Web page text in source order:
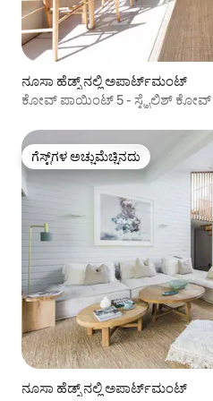
ನೂಸಾ ಹೆಡ್ಸ್ ನಲ್ಲಿ ಅಪಾರ್ಟ್‌ಮಂಟ್
ಕೋವ್ ಪಾಯಿಂಟ್ 5 - ಸ್ಟೈಲಿಶ್ ಕೋವ್
ಗೆಸ್ಟ್‌ಗಳ ಅಚ್ಚುಮೆಚ್ಚಿನದು
ಗೆಸ್ಟ್‌ಗಳ ಅಚ್ಚುಮೆಚ್ಚಿನದು
ನೂಸಾ ಹೆಡ್ಸ್ ನಲ್ಲಿ ಅಪಾರ್ಟ್‌ಮಂಟ್